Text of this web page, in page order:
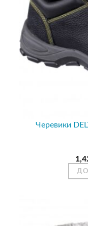
Черевики